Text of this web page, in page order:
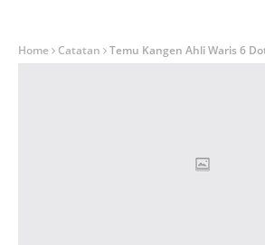
Home Catatan Temu Kangen Ahli Waris 6